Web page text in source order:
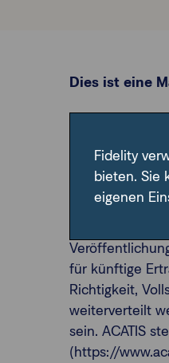
Dies ist eine
Diese
Privatkunden
Unterlage
für künftige
Richtigkeit,
weiterverteilt
sein. ACATIS
(https://
Fidelity
bieten. Sie
eigenen